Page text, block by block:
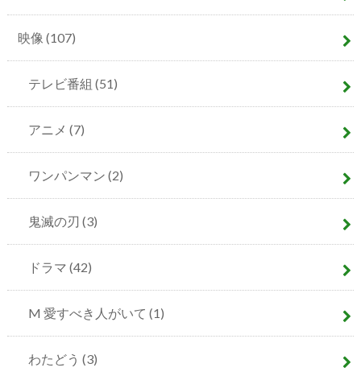
映像 (107)
テレビ番組 (51)
アニメ (7)
ワンパンマン (2)
鬼滅の刃 (3)
ドラマ (42)
M 愛すべき人がいて (1)
わたどう (3)